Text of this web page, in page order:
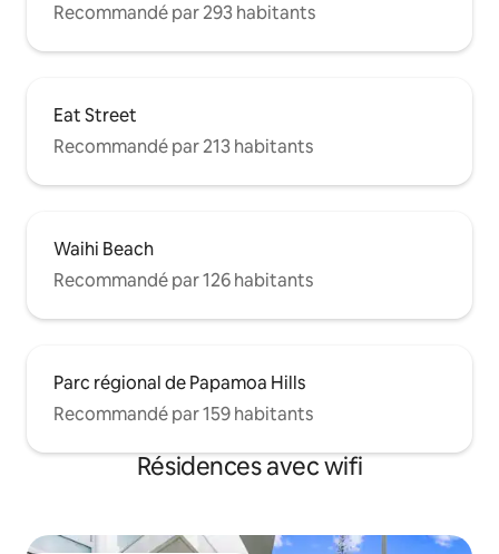
Recommandé par 293 habitants
Eat Street
Recommandé par 213 habitants
Waihi Beach
Recommandé par 126 habitants
Parc régional de Papamoa Hills
Recommandé par 159 habitants
Résidences avec wifi